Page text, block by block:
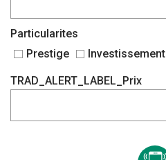
Particularites
Prestige
Investissement
TRAD_ALERT_LABEL_Prix